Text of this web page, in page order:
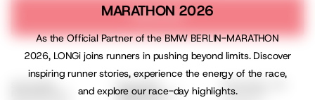
MARATHON 2026
As the Official Partner of the BMW BERLIN-MARATHON
2026, LONGi joins runners in pushing beyond limits. Discover
inspiring runner stories, experience the energy of the race,
and explore our race-day highlights.
Subscribe
COMMERCIALI E
SOLUZIONI PER
L'UTILITÀ